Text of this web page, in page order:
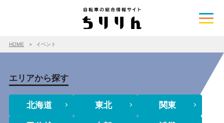
HOME イベント
エリアから探す
北海道 東北 関東